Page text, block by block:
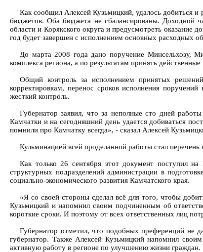
Как сообщил Алексей Кузьмицкий, удалось добиться
бюджетов. Оба бюджета не сбалансированы. Доходной
области и Корякского округа и предусмотреть оказание
год будет завершен с исполнением основных расходных
До марта 2008 года дано поручение Минсельхозу,
комплекса региона, а по результатам принять
Общий контроль за исполнением принятых
корректировкам, перенос сроков исполнения
жесткий контроль.
Губернатор заявил, что за неполные сто дней
Камчатки и на сегодняшний день удается добиваться
помнили про Камчатку всегда», - сказал Алексей
Кульминацией всей проделанной работы стал
Как только 26 сентября этот документ поступил
структурных подразделений администрации в
социально-экономического развития Камчатского края.
«Я со своей стороны сделал всё для того, чтобы
Кузьмицкий и напомнил своим подчиненным об
короткие сроки. И поэтому от всех ответственных лиц
Губернатор отметил, что подобных преференций не
губернатор. Также Алексей Кузьмицкий напомнил
активную работу в регионе по улучшению жизни граждан.